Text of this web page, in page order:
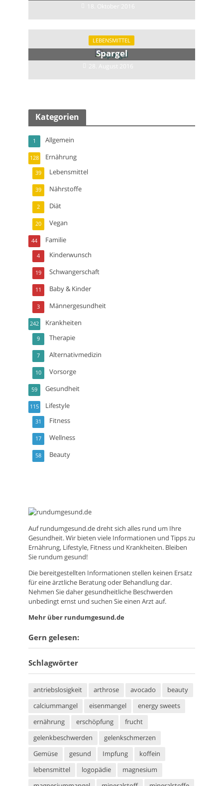
18. Oktober 2016
LEBENSMITTEL
Spargel
28. August 2016
Kategorien
Allgemein
1
Ernährung
128
Lebensmittel
39
Nährstoffe
39
Diät
2
Vegan
20
Familie
44
Kinderwunsch
4
Schwangerschaft
19
Baby & Kinder
11
Männergesundheit
3
Krankheiten
242
Therapie
9
Alternativmedizin
7
Vorsorge
10
Gesundheit
59
Lifestyle
115
Fitness
31
Wellness
17
Beauty
58
Aufrundumgesund.dedreht sich alles rund um Ihre
Gesundheit. Wir bieten viele Informationen und Tipps zu
Ernährung, Lifestyle, Fitness und Krankheiten. Bleiben
Sie rundum gesund!
Die bereitgestellten Informationen stellen keinen Ersatz
für eine ärztliche Beratung oder Behandlung dar.
Nehmen Sie daher gesundheitliche Beschwerden
unbedingt ernst und suchen Sie einen Arzt auf.
Mehr über rundumgesund.de
Gern gelesen:
Schlagwörter
antriebslosigkeit arthrose avocado
beauty
calciummangel
eisenmangel
energy sweets
ernährung
erschöpfung
frucht
gelenkbeschwerden
gelenkschmerzen
Gemüse
gesund Impfung
koffein
lebensmittel
logopädie
magnesium